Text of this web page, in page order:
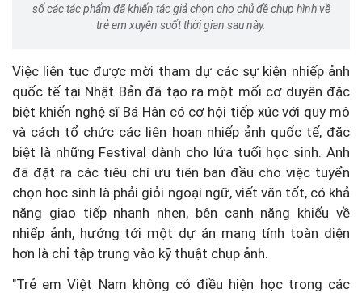
số các tác phẩm đã khiến tác giả chọn cho chủ đề chụp hình về
trẻ em xuyên suốt thời gian sau này.
Việc liên tục được mời tham dự các sự kiện nhiếp ảnh
quốc tế tại Nhật Bản đã tạo ra một mối cơ duyên đặc
biệt khiến nghệ sĩ Bá Hân có cơ hội tiếp xúc với quy mô
và cách tổ chức các liên hoan nhiếp ảnh quốc tế, đặc
biệt là những Festival dành cho lứa tuổi học sinh. Anh
đã đặt ra các tiêu chí ưu tiên ban đầu cho việc tuyển
chọn học sinh là phải giỏi ngoại ngữ, viết văn tốt, có khả
năng giao tiếp nhanh nhẹn, bên cạnh năng khiếu về
nhiếp ảnh, hướng tới một dự án mang tính toàn diện
hơn là chỉ tập trung vào kỹ thuật chụp ảnh.
"Trẻ em Việt Nam không có điều hiện học trong các